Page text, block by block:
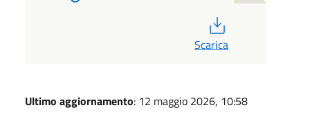
Scarica
Ultimo aggiornamento: 12 maggio 2026, 10:58